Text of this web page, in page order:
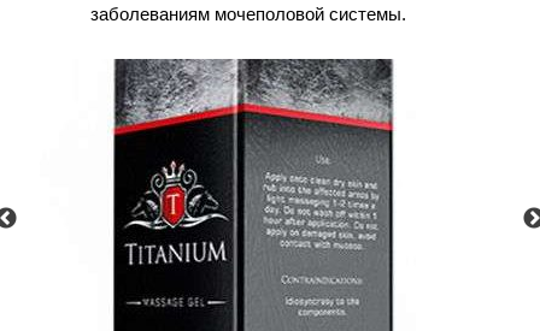
заболеваниям мочеполовой системы.